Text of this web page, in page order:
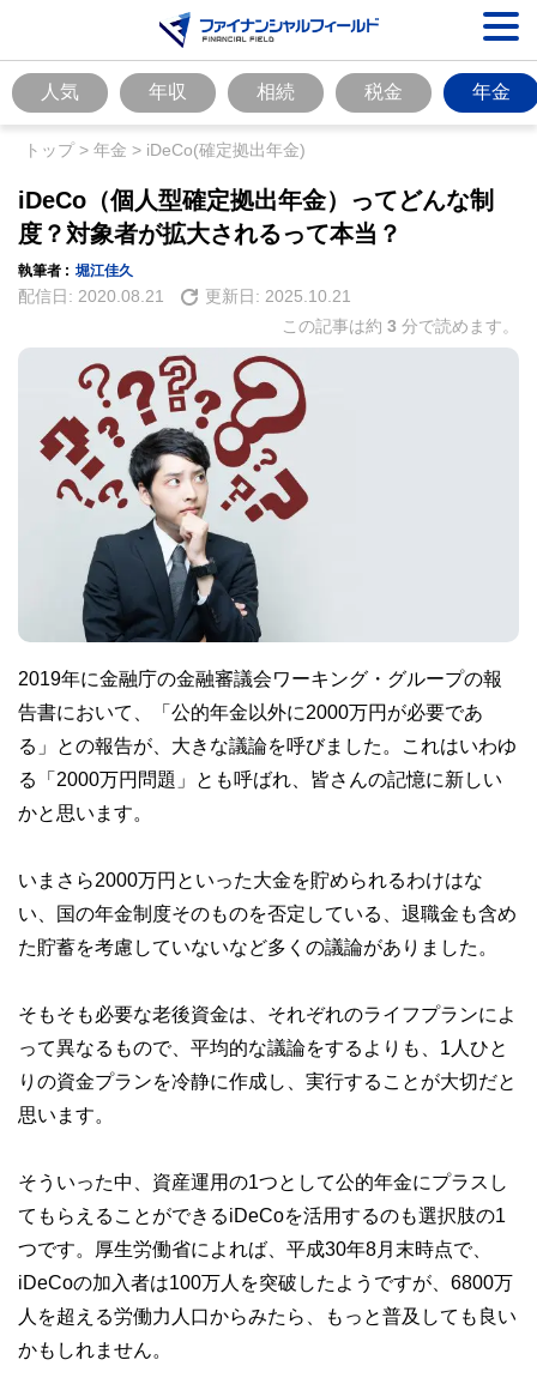
人気 年収 相続 税金 年金
トップ> 年金 > iDeCo(確定拠出年金)
iDeCo（個人型確定拠出年金）ってどんな制
度？対象者が拡大されるって本当？
執筆者 : 堀江佳久
配信日: 2020.08.21 更新日: 2025.10.21
この記事は約 3 分で読めます。
2019年に金融庁の金融審議会ワーキング・グループの報
告書において、「公的年金以外に2000万円が必要であ
る」との報告が、大きな議論を呼びました。これはいわゆ
る「2000万円問題」とも呼ばれ、皆さんの記憶に新しい
かと思います。
いまさら2000万円といった大金を貯められるわけはな
い、国の年金制度そのものを否定している、退職金も含め
た貯蓄を考慮していないなど多くの議論がありました。
そもそも必要な老後資金は、それぞれのライフプランによ
って異なるもので、平均的な議論をするよりも、1人ひと
りの資金プランを冷静に作成し、実行することが大切だと
思います。
そういった中、資産運用の1つとして公的年金にプラスし
てもらえることができるiDeCoを活用するのも選択肢の1
つです。厚生労働省によれば、平成30年8月末時点で、
iDeCoの加入者は100万人を突破したようですが、6800万
人を超える労働力人口からみたら、もっと普及しても良い
かもしれません。